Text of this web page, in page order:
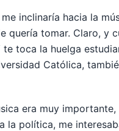
inclinaría hacia la
quería tomar. Claro, y
toca la huelga
Católica,
era muy
la política, me